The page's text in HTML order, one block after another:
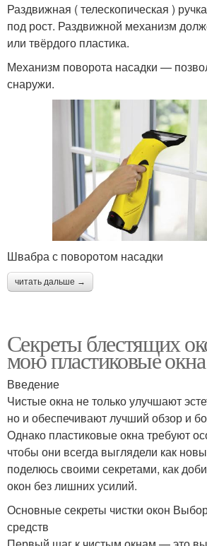
Раздвижная ( телескопическая )
под рост. Раздвижной механизм
или твёрдого пластика.
Механизм поворота насадки —
снаружи.
Швабра с поворотом насадки
читать дальше →
Секреты блестящих
мою пластиковые окна
Введение
Чистые окна не только улучшают
но и обеспечивают лучший обзор и
Однако пластиковые окна требуют
чтобы они всегда выглядели как
поделюсь своими секретами, как
окон без лишних усилий.
Основные секреты чистки окон
средств